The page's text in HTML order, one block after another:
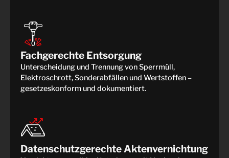
Fachgerechte Entsorgung
Unterscheidung und Trennung von Sperrmüll,
Elektroschrott, Sonderabfällen und Wertstoffen –
gesetzeskonform und dokumentiert.
Datenschutzgerechte Aktenvernichtung